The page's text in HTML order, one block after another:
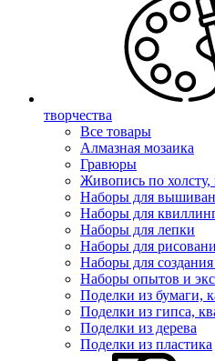
творчества
Все товары
Алмазная мозаика
Гравюры
Живопись по
Наборы для
Наборы для
Наборы для лепки
Наборы для
Наборы для
Наборы опытов и
Поделки из бумаги,
Поделки из гипса,
Поделки из дерева
Поделки из пластика